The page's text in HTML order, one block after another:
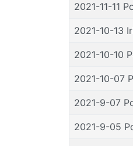
2021-11-11
2021-10-13
2021-10-10
2021-10-07
2021-9-07
2021-9-05